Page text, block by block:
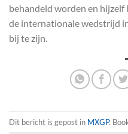
behandeld worden en
de internationale wedstrijd
bij te zijn.
Dit bericht is gepost in MXGP.